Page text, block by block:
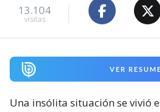
13.104
visitas
VER
Una insólita situación se vivió